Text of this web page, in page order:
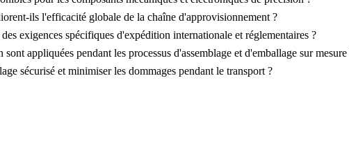
ils l'efficacité globale de la chaîne d'approvisionnement ?
exigences spécifiques d'expédition internationale et réglementaires ?
appliquées pendant les processus d'assemblage et d'emballage sur mesure
sécurisé et minimiser les dommages pendant le transport ?